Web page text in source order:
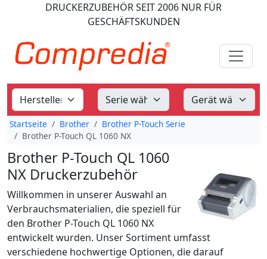
DRUCKERZUBEHÖRSEIT 2006 NUR FÜR
GESCHÄFTSKUNDEN
Startseite Brother
Brother P-Touch Serie
Brother P-Touch QL 1060 NX
Brother P-Touch QL 1060
NX Druckerzubehör
Willkommen in unserer Auswahl an
Verbrauchsmaterialien, die speziell für
den Brother P-Touch QL 1060 NX
entwickelt wurden. Unser Sortiment umfasst
verschiedene hochwertige Optionen, die darauf